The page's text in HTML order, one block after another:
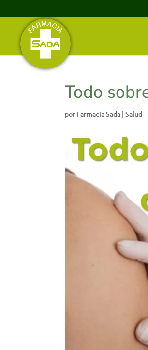
Todo
por Farmacia Sada |Salud